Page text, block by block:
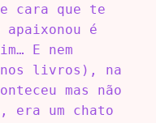
cara que te
é
E nem
nos livros), na
mas não
era um chato